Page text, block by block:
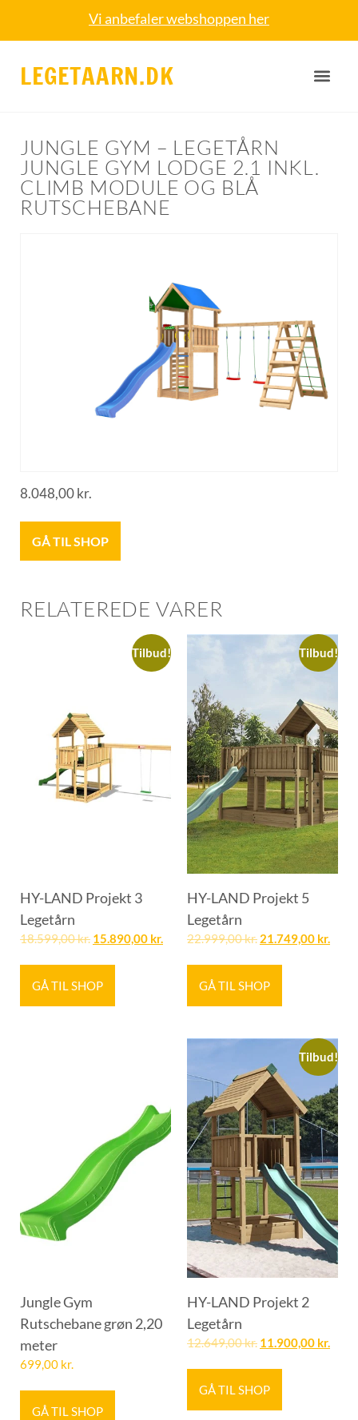
Vi anbefaler webshoppen her
LEGETAARN.DK
JUNGLE GYM – LEGETÅRN
JUNGLE GYM LODGE 2.1 INKL.
CLIMB MODULE OG BLÅ
RUTSCHEBANE
8.048,00kr.
GÅ TIL SHOP
RELATEREDE VARER
Tilbud!
HY-LAND Projekt 3
Legetårn
18.599,00kr. 15.890,00 kr.
GÅ TIL SHOP
Tilbud!
HY-LAND Projekt 5
Legetårn
22.999,00kr. 21.749,00 kr.
GÅ TIL SHOP
Jungle Gym
Rutschebane grøn 2,20
meter
699,00 kr.
GÅ TIL SHOP
Tilbud!
HY-LAND Projekt 2
Legetårn
12.649,00kr. 11.900,00 kr.
GÅ TIL SHOP